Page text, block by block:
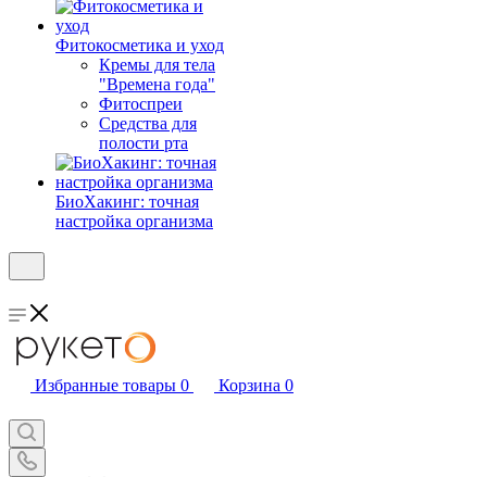
Фитокосметика и уход
Кремы для тела
"Времена года"
Фитоспреи
Средства для
полости рта
БиоХакинг: точная
настройка организма
Избранные товары 0 Корзина 0